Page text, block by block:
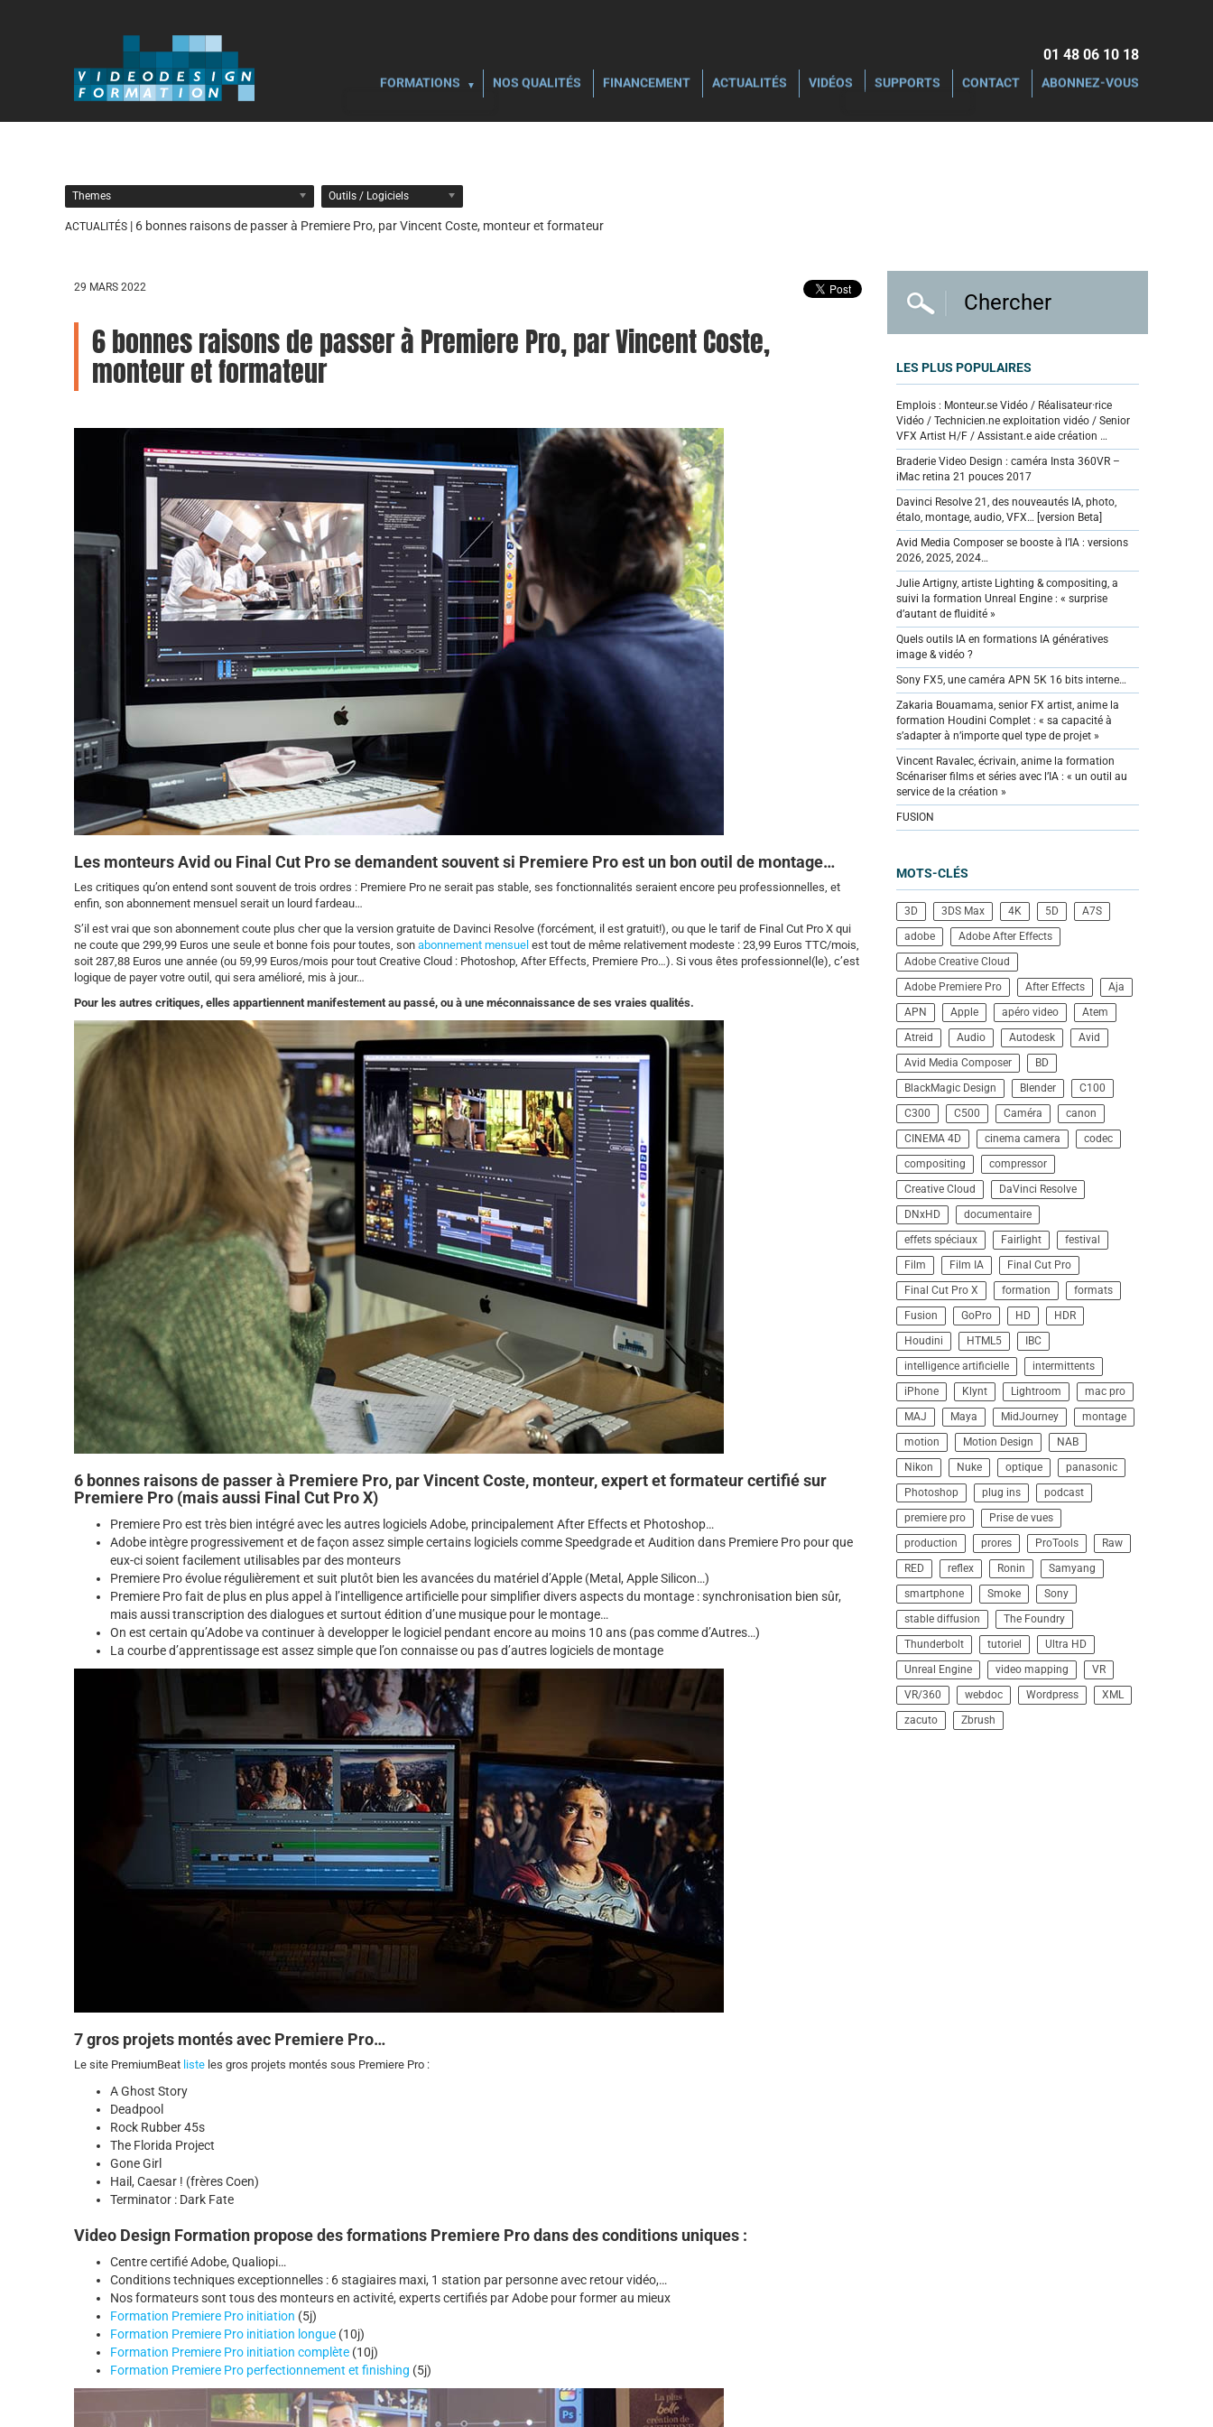
01 48 06 10 18‬
FORMATIONS NOS QUALITÉS FINANCEMENT ACTUALITÉS VIDÉOS SUPPORTS CONTACT ABONNEZ-VOUS
Themes Outils / Logiciels
ACTUALITÉS | 6 bonnes raisons de passer à Premiere Pro, par Vincent Coste, monteur et formateur
29 MARS 2022
6 bonnes raisons de passer à Premiere Pro, par Vincent Coste,
monteur et formateur
Les monteurs Avid ou Final Cut Pro se demandent souvent si Premiere Pro est un bon outil de montage…
Les critiques qu’on entend sont souvent de trois ordres : Premiere Pro ne serait pas stable, ses fonctionnalités seraient encore peu professionnelles, et
enfin, son abonnement mensuel serait un lourd fardeau…
S’il est vrai que son abonnement coute plus cher que la version gratuite de Davinci Resolve (forcément, il est gratuit!), ou que le tarif de Final Cut Pro X qui
ne coute que 299,99 Euros une seule et bonne fois pour toutes, son abonnement mensuel est tout de même relativement modeste : 23,99 Euros TTC/mois,
soit 287,88 Euros une année (ou 59,99 Euros/mois pour tout Creative Cloud : Photoshop, After Effects, Premiere Pro…). Si vous êtes professionnel(le), c’est
logique de payer votre outil, qui sera amélioré, mis à jour…
Pour les autres critiques, elles appartiennent manifestement au passé, ou à une méconnaissance de ses vraies qualités.
6 bonnes raisons de passer à Premiere Pro, par Vincent Coste, monteur, expert et formateur certifié sur
Premiere Pro (mais aussi Final Cut Pro X)
Premiere Pro est très bien intégré avec les autres logiciels Adobe, principalement After Effects et Photoshop…
Adobe intègre progressivement et de façon assez simple certains logiciels comme Speedgrade et Audition dans Premiere Pro pour que
eux-ci soient facilement utilisables par des monteurs
Premiere Pro évolue régulièrement et suit plutôt bien les avancées du matériel d’Apple (Metal, Apple Silicon…)
Premiere Pro fait de plus en plus appel à l’intelligence artificielle pour simplifier divers aspects du montage : synchronisation bien sûr,
mais aussi transcription des dialogues et surtout édition d’une musique pour le montage…
On est certain qu’Adobe va continuer à developper le logiciel pendant encore au moins 10 ans (pas comme d’Autres…)
La courbe d’apprentissage est assez simple que l’on connaisse ou pas d’autres logiciels de montage
7 gros projets montés avec Premiere Pro…
Le site PremiumBeat liste les gros projets montés sous Premiere Pro :
A Ghost Story
Deadpool
Rock Rubber 45s
The Florida Project
Gone Girl
Hail, Caesar ! (frères Coen)
Terminator : Dark Fate
Video Design Formation propose des formations Premiere Pro dans des conditions uniques :
Centre certifié Adobe, Qualiopi…
Conditions techniques exceptionnelles : 6 stagiaires maxi, 1 station par personne avec retour vidéo,…
Nos formateurs sont tous des monteurs en activité, experts certifiés par Adobe pour former au mieux
Formation Premiere Pro initiation (5j)
Formation Premiere Pro initiation longue (10j)
Formation Premiere Pro initiation complète (10j)
Formation Premiere Pro perfectionnement et finishing (5j)
LES PLUS POPULAIRES
Emplois : Monteur.se Vidéo / Réalisateur·rice
Vidéo / Technicien.ne exploitation vidéo / Senior
VFX Artist H/F / Assistant.e aide création …
Braderie Video Design : caméra Insta 360VR –
iMac retina 21 pouces 2017
Davinci Resolve 21, des nouveautés IA, photo,
étalo, montage, audio, VFX… [version Beta]
Avid Media Composer se booste à l’IA : versions
2026, 2025, 2024…
Julie Artigny, artiste Lighting & compositing, a
suivi la formation Unreal Engine : « surprise
d’autant de fluidité »
Quels outils IA en formations IA génératives
image & vidéo ?
Sony FX5, une caméra APN 5K 16 bits interne…
Zakaria Bouamama, senior FX artist, anime la
formation Houdini Complet : « sa capacité à
s’adapter à n’importe quel type de projet »
Vincent Ravalec, écrivain, anime la formation
Scénariser films et séries avec l’IA : « un outil au
service de la création »
FUSION
MOTS-CLÉS
3D 3DS Max 4K 5D
A7S
adobe
Adobe After Effects
Adobe Creative Cloud
Adobe Premiere Pro
After Effects
Aja
APN
Apple apéro video
Atem
Atreid
Audio Autodesk
Avid
Avid Media Composer
BD
BlackMagic Design
Blender
C100
C300
C500 Caméra
canon
CINEMA 4D
cinema camera
codec
compositing
compressor
Creative Cloud
DaVinci Resolve
DNxHD
documentaire
effets spéciaux
Fairlight
festival
Film
Film IA
Final Cut Pro
Final Cut Pro X
formation
formats
Fusion
GoPro HD
HDR
Houdini
HTML5
IBC
intelligence artificielle
intermittents
iPhone
Klynt Lightroom
mac pro
MAJ
Maya MidJourney
montage
motion
Motion Design
NAB
Nikon
Nuke optique
panasonic
Photoshop
plug ins
podcast
premiere pro
Prise de vues
production
prores ProTools
Raw
RED
reflex Ronin
Samyang
smartphone
Smoke
Sony
stable diffusion
The Foundry
Thunderbolt
tutoriel
Ultra HD
Unreal Engine
video mapping
VR
VR/360
webdoc Wordpress
XML
zacuto
Zbrush